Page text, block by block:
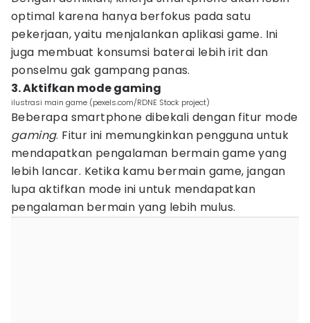
optimal karena hanya berfokus pada satu
pekerjaan, yaitu menjalankan aplikasi game. Ini
juga membuat konsumsi baterai lebih irit dan
ponselmu gak gampang panas.
3. Aktifkan mode gaming
ilustrasi main game (pexels.com/RDNE Stock project)
Beberapa smartphone dibekali dengan fitur mode
gaming. Fitur ini memungkinkan pengguna untuk
mendapatkan pengalaman bermain game yang
lebih lancar. Ketika kamu bermain game, jangan
lupa aktifkan mode ini untuk mendapatkan
pengalaman bermain yang lebih mulus.